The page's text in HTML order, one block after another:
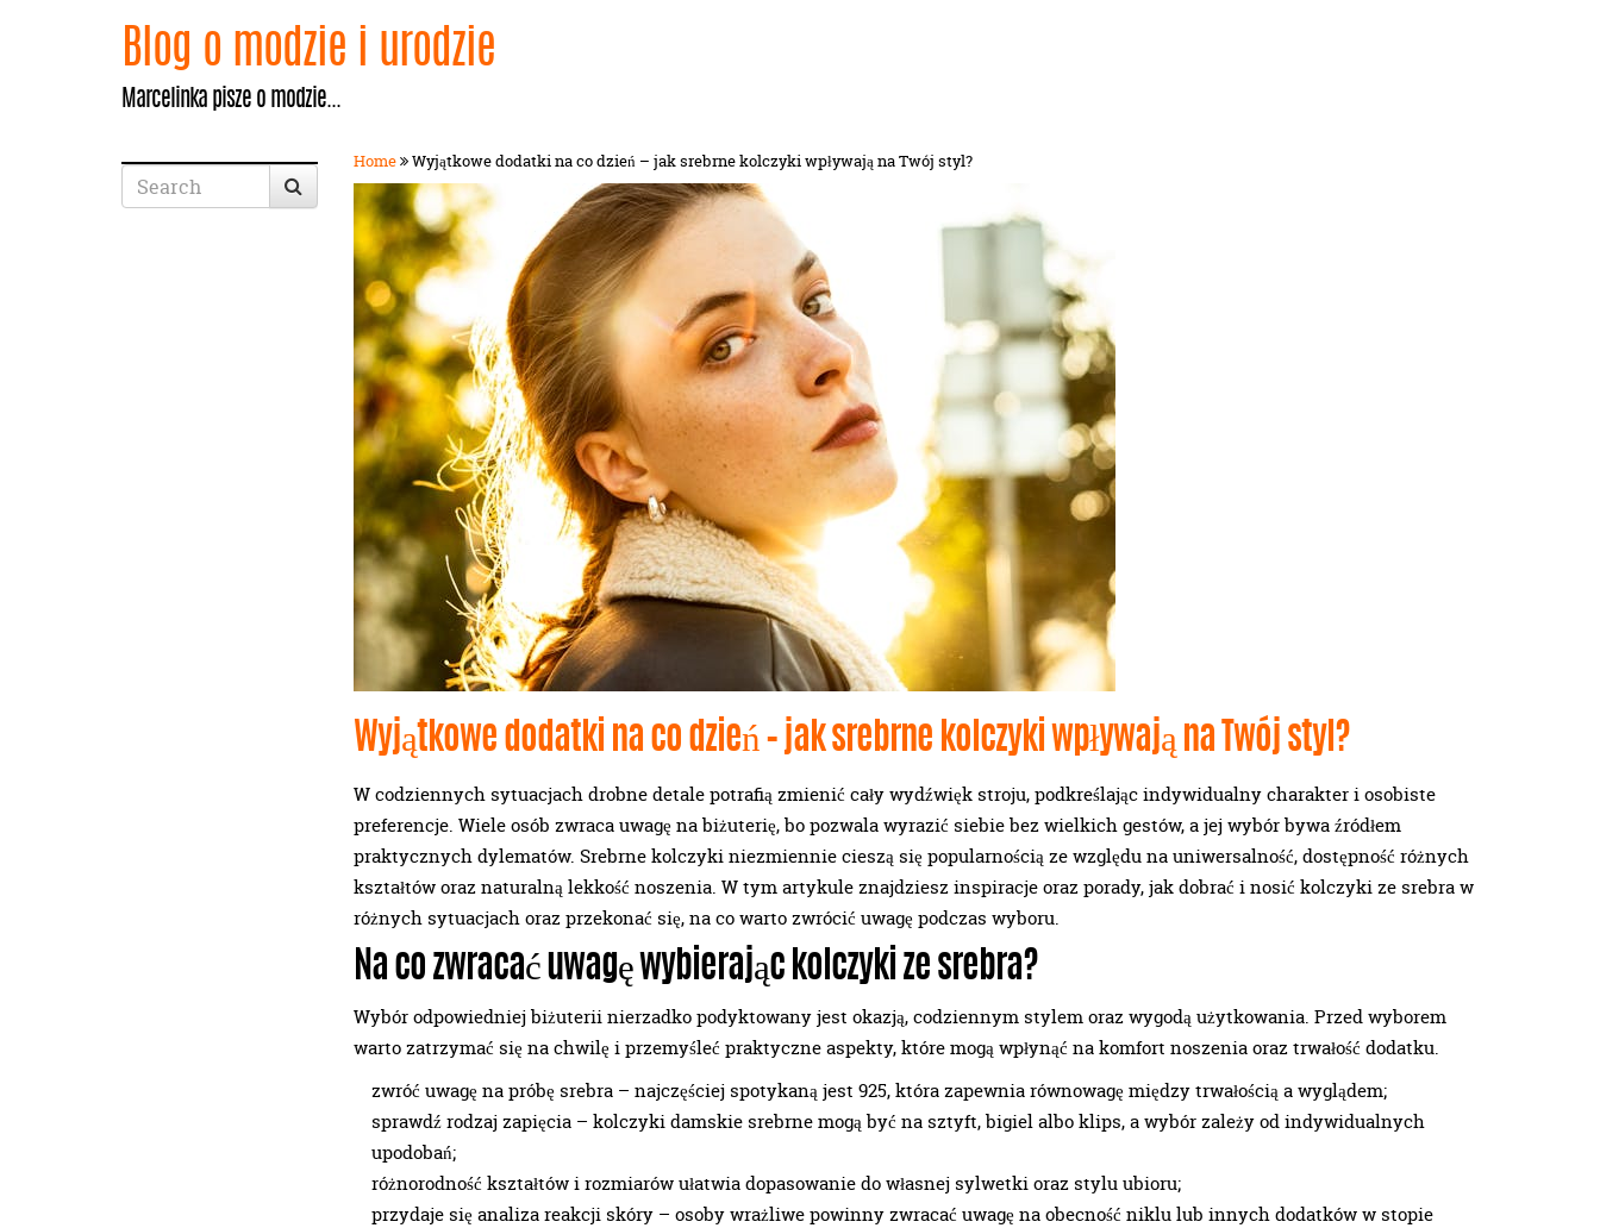
Blog o modzie i urodzie
Marcelinka pisze o modzie...
Home Wyjątkowe dodatki na co dzień – jak srebrne kolczyki wpływają na Twój styl?
Wyjątkowe dodatki na co dzień – jak srebrne kolczyki wpływają na Twój styl?
W codziennych sytuacjach drobne detale potrafią zmienić cały wydźwięk stroju, podkreślając indywidualny charakter i osobiste
preferencje. Wiele osób zwraca uwagę na biżuterię, bo pozwala wyrazić siebie bez wielkich gestów, a jej wybór bywa źródłem
praktycznych dylematów. Srebrne kolczyki niezmiennie cieszą się popularnością ze względu na uniwersalność, dostępność różnych
kształtów oraz naturalną lekkość noszenia. W tym artykule znajdziesz inspiracje oraz porady, jak dobrać i nosić kolczyki ze srebra w
różnych sytuacjach oraz przekonać się, na co warto zwrócić uwagę podczas wyboru.
Na co zwracać uwagę wybierając kolczyki ze srebra?
Wybór odpowiedniej biżuterii nierzadko podyktowany jest okazją, codziennym stylem oraz wygodą użytkowania. Przed wyborem
warto zatrzymać się na chwilę i przemyśleć praktyczne aspekty, które mogą wpłynąć na komfort noszenia oraz trwałość dodatku.
zwróć uwagę na próbę srebra – najczęściej spotykaną jest 925, która zapewnia równowagę między trwałością a wyglądem;
sprawdź rodzaj zapięcia – kolczyki damskie srebrne mogą być na sztyft, bigiel albo klips, a wybór zależy od indywidualnych
upodobań;
różnorodność kształtów i rozmiarów ułatwia dopasowanie do własnej sylwetki oraz stylu ubioru;
przydaje się analiza reakcji skóry – osoby wrażliwe powinny zwracać uwagę na obecność niklu lub innych dodatków w stopie